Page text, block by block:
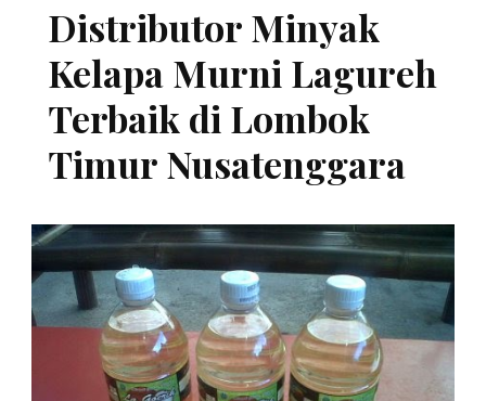
Distributor Minyak
Kelapa Murni Lagureh
Terbaik di Lombok
Timur Nusatenggara